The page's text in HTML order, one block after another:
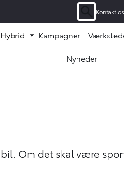
Søgning
Kontakt os
Fold undermenu ud
Kampagner
Nyheder
Om det skal være